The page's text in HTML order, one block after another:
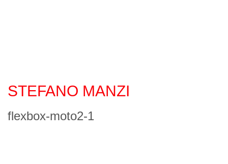
STEFANO MANZI
flexbox-moto2-1